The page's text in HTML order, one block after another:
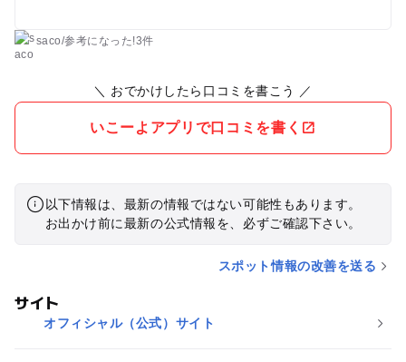
saco/参考に なった!3件
＼ おでかけしたら口コミを書こう ／
いこーよアプリで口コミを書く
以下情報は、最新の情報ではない可能性もあります。
お出かけ前に最新の公式情報を、必ずご確認下さい。
スポット情報の改善を送る
サイト
オフィシャル（公式）サイト